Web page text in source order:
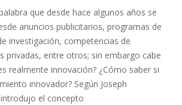
que desde hace algunos años se
anuncios publicitarios, programas de
investigación, competencias de
privadas, entre otros; sin embargo cabe
realmente innovación? ¿Cómo saber si
innovador? Según Joseph
el concepto